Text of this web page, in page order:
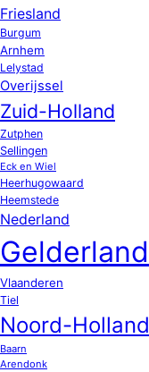
Friesland
Burgum
Arnhem
Lelystad
Overijssel
Zuid-Holland
Zutphen
Sellingen
Eck en Wiel
Heerhugowaard
Heemstede
Nederland
Gelderland
Vlaanderen
Tiel
Noord-Holland
Baarn
Arendonk